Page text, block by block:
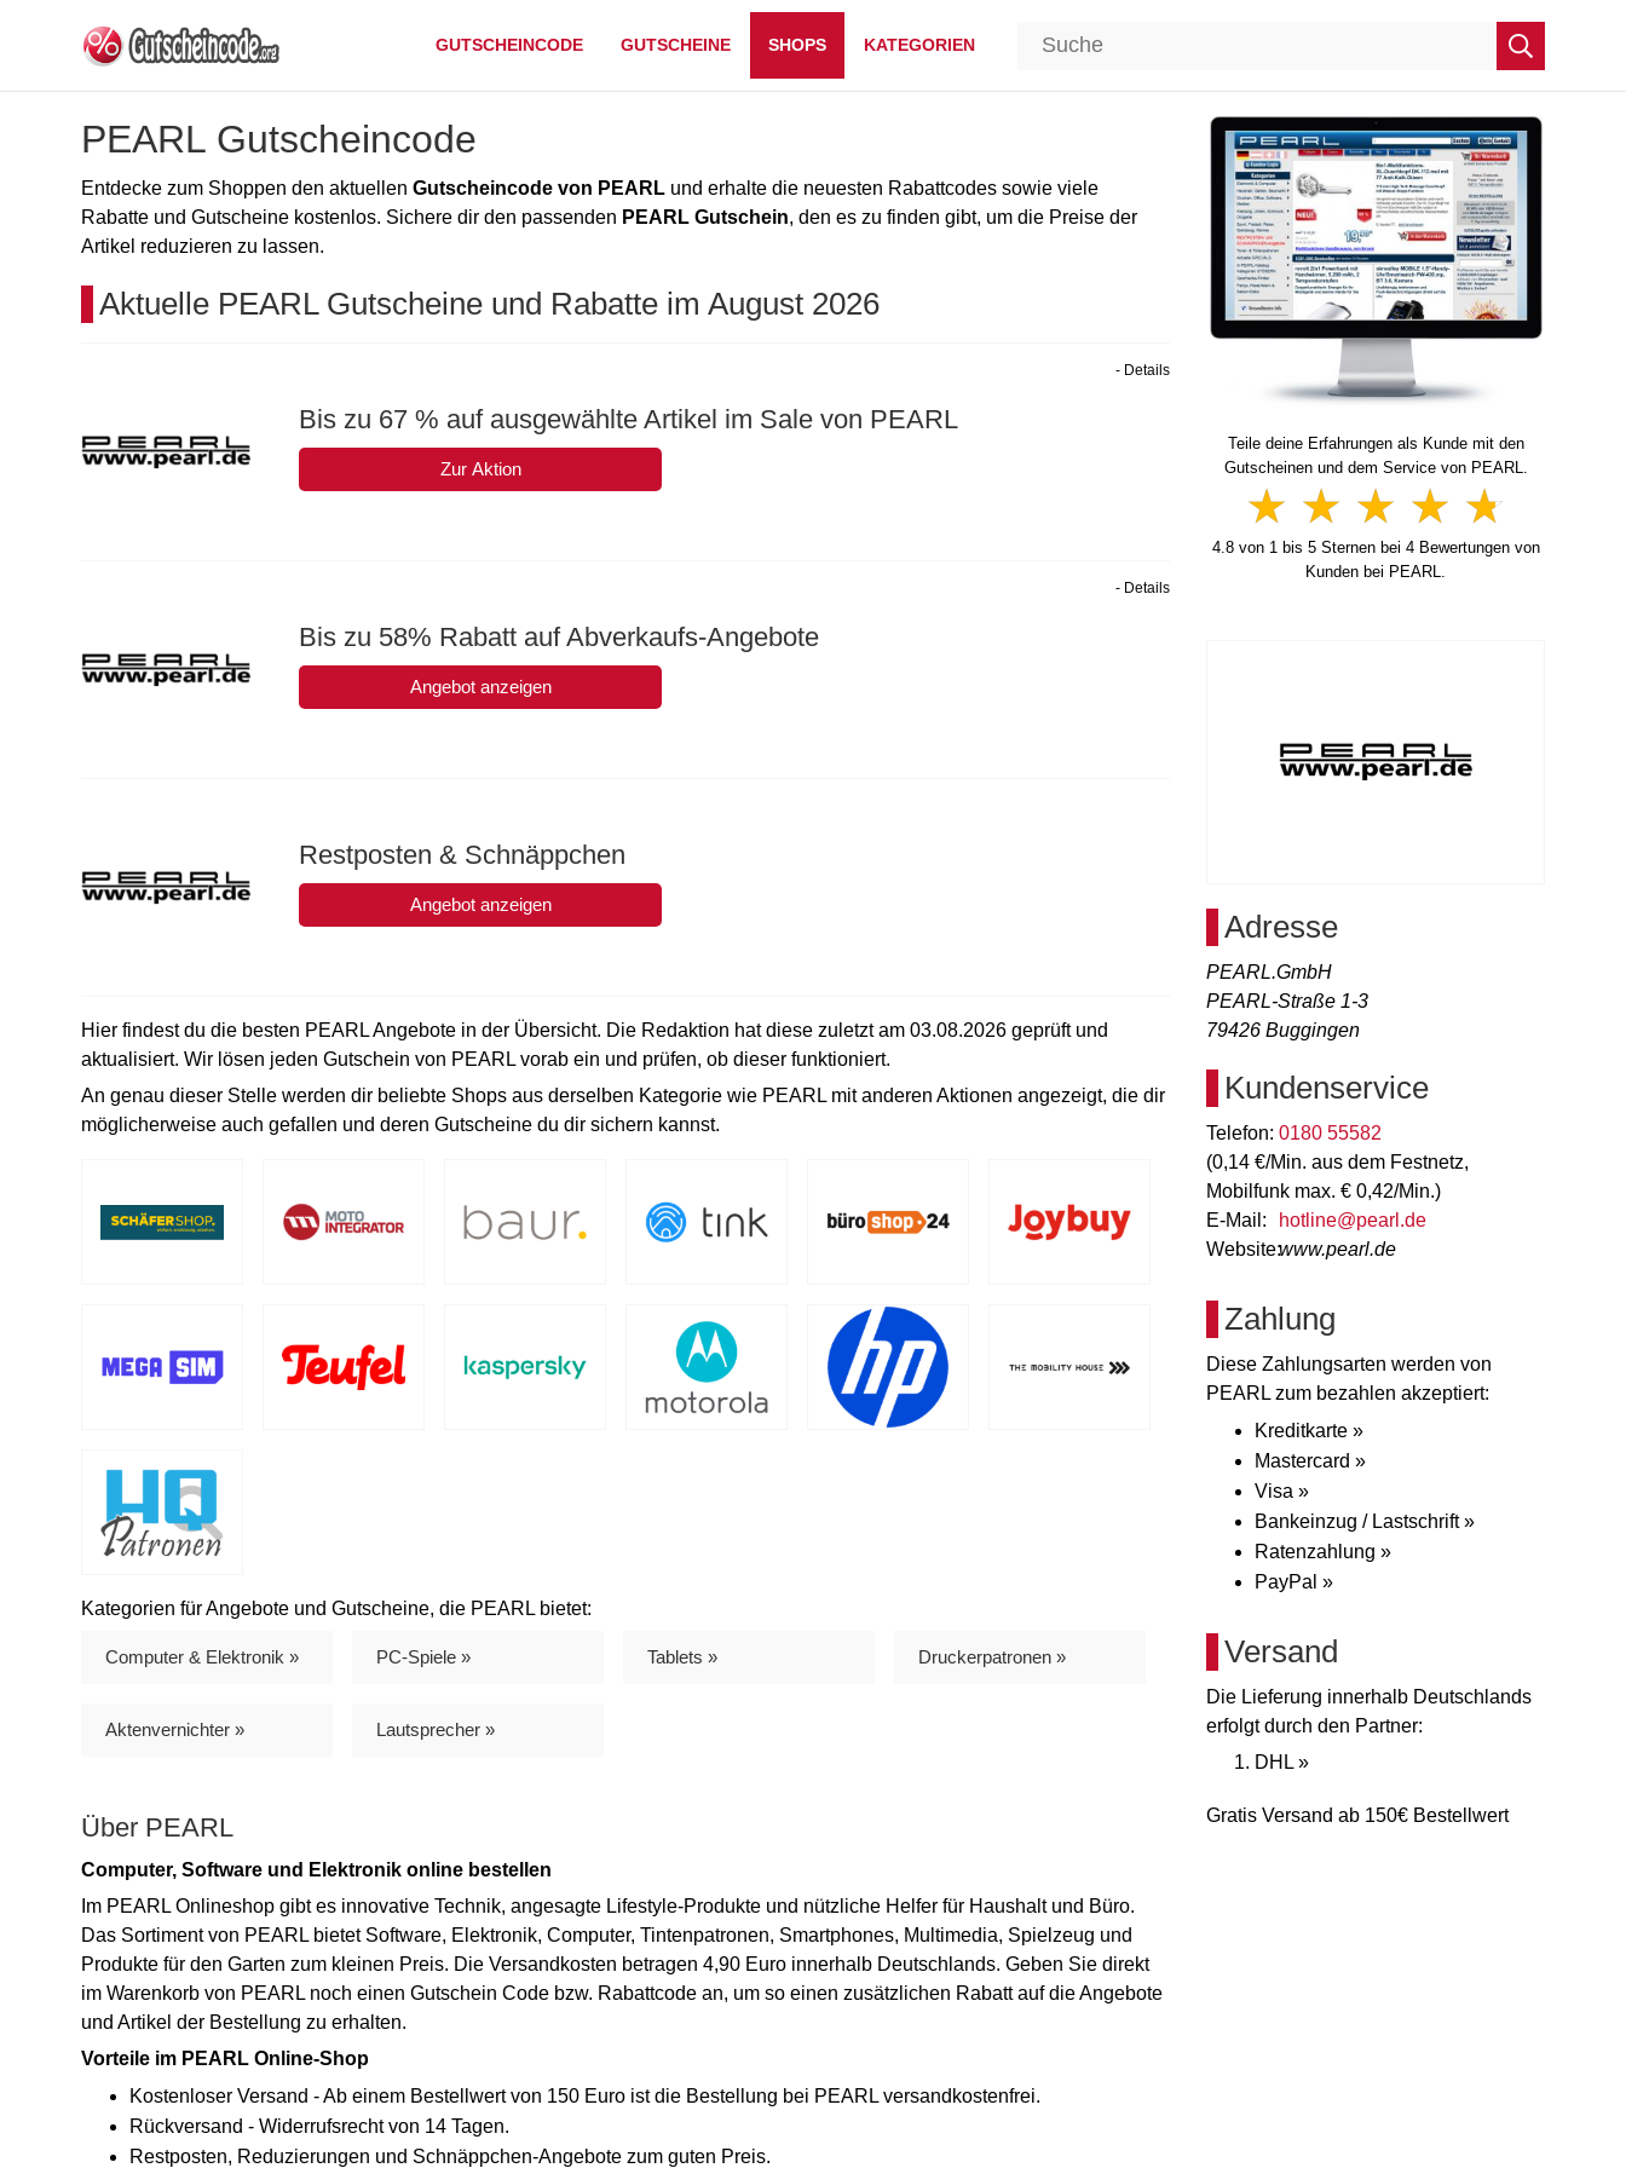
GUTSCHEINCODE GUTSCHEINE SHOPS KATEGORIEN
PEARL Gutscheincode
Entdecke zum Shoppen den aktuellen Gutscheincode von PEARL und erhalte die neuesten Rabattcodes sowie viele
Rabatte und Gutscheine kostenlos. Sichere dir den passenden PEARL Gutschein, den es zu finden gibt, um die Preise der
Artikel reduzieren zu lassen.
Aktuelle PEARL Gutscheine und Rabatte im August 2026
Bis zu 67 % auf ausgewählte Artikel im Sale von PEARL
Zur Aktion
- Details
Bis zu 58% Rabatt auf Abverkaufs-Angebote
Angebot anzeigen
- Details
Restposten & Schnäppchen
Angebot anzeigen
Hier findest du die besten PEARL Angebote in der Übersicht. Die Redaktion hat diese zuletzt am 03.08.2026 geprüft und
aktualisiert. Wir lösen jeden Gutschein von PEARL vorab ein und prüfen, ob dieser funktioniert.
An genau dieser Stelle werden dir beliebte Shops aus derselben Kategorie wie PEARL mit anderen Aktionen angezeigt, die dir
möglicherweise auch gefallen und deren Gutscheine du dir sichern kannst.
Kategorien für Angebote und Gutscheine, die PEARL bietet:
Computer & Elektronik » PC-Spiele » Tablets » Druckerpatronen »
Aktenvernichter » Lautsprecher »
Über PEARL
Computer, Software und Elektronik online bestellen
Im PEARL Onlineshop gibt es innovative Technik, angesagte Lifestyle-Produkte und nützliche Helfer für Haushalt und Büro.
Das Sortiment von PEARL bietet Software, Elektronik, Computer, Tintenpatronen, Smartphones, Multimedia, Spielzeug und
Produkte für den Garten zum kleinen Preis. Die Versandkosten betragen 4,90 Euro innerhalb Deutschlands. Geben Sie direkt
im Warenkorb von PEARL noch einen Gutschein Code bzw. Rabattcode an, um so einen zusätzlichen Rabatt auf die Angebote
und Artikel der Bestellung zu erhalten.
Vorteile im PEARL Online-Shop
Kostenloser Versand - Ab einem Bestellwert von 150 Euro ist die Bestellung bei PEARL versandkostenfrei.
Rückversand - Widerrufsrecht von 14 Tagen.
Restposten, Reduzierungen und Schnäppchen-Angebote zum guten Preis.
Teile deine Erfahrungen als Kunde mit den
Gutscheinen und dem Service von PEARL.
4.8von 1bis 5Sternen bei 4Bewertungen von
Kunden bei PEARL.
Adresse
PEARL.GmbH
PEARL-Straße 1-3
79426 Buggingen
Kundenservice
Telefon: 0180 55582
(0,14 €/Min. aus dem Festnetz,
Mobilfunk max. € 0,42/Min.)
E-Mail:
hotline@pearl.de
Website:www.pearl.de
Zahlung
Diese Zahlungsarten werden von
PEARL zum bezahlen akzeptiert:
Kreditkarte »
Mastercard »
Visa »
Bankeinzug / Lastschrift »
Ratenzahlung »
PayPal »
Versand
Die Lieferung innerhalb Deutschlands
erfolgt durch den Partner:
DHL »
Gratis Versand ab 150€ Bestellwert